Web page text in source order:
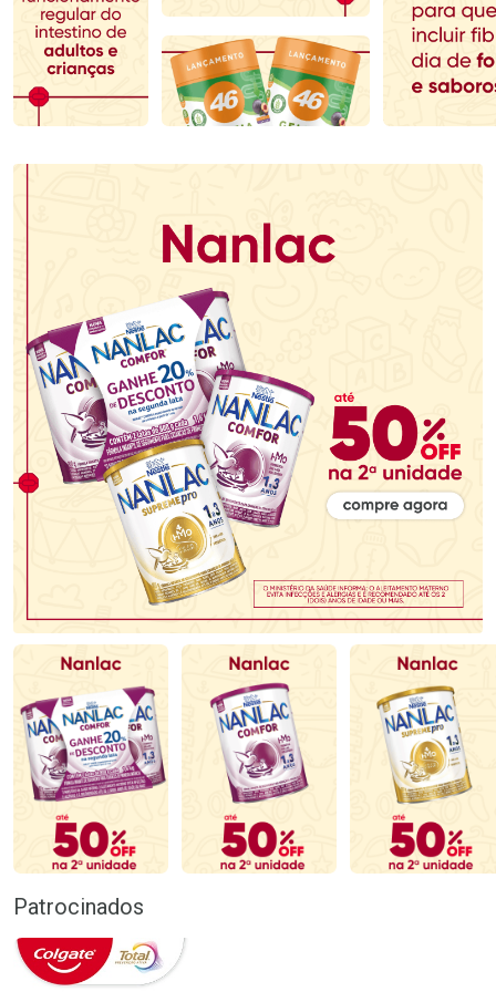
Comprar sem Desconto
Por R$ 104,79/cada
Comprar sem Desconto
Por R$ 104,79/cada
Comprar sem Desconto
Por R$ 478,99/cada
Comprar sem Desconto
Por R$ 478,99/cada
Patrocinados